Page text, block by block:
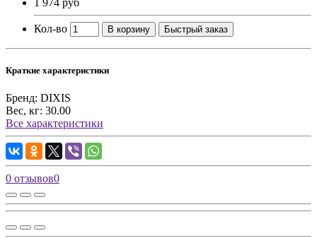
Кол-во В корзину Быстрый заказ
Краткие характеристики
Бренд: DIXIS
Вес, кг: 30.00
Все характеристики
0 отзывов0